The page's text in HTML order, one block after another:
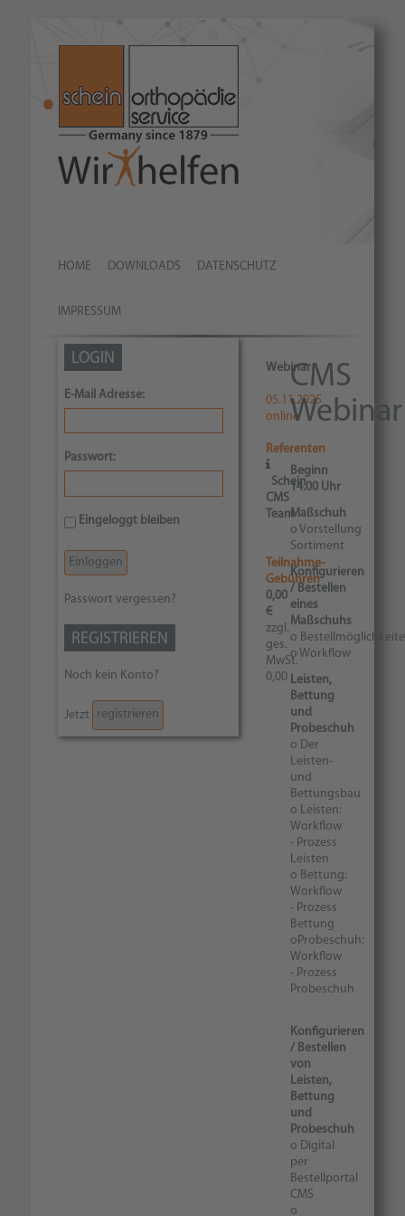
HOME DOWNLOADS DATENSCHUTZ
IMPRESSUM
LOGIN
E-Mail Adresse:
Passwort:
Eingeloggt bleiben
Passwort vergessen?
REGISTRIEREN
Noch kein Konto?
Jetzt registrieren
Webinar
05.11.2025
online
Referenten
Schein
CMS
Team
Teilnahme-
Gebühren
0,00
€
zzgl.
ges.
MwSt.
0,00
CMS
Webinar
Beginn
14.00 Uhr
Maßschuh
o Vorstellung
Sortiment
Konfigurieren
/ Bestellen
eines
Maßschuhs
o
o Workflow
Leisten,
Bettung
und
Probeschuh
o Der
Leisten-
und
Bettungsbau
o Leisten:
Workflow
- Prozess
Leisten
o Bettung:
Workflow
- Prozess
Bettung
oProbeschuh:
Workflow
- Prozess
Probeschuh
Konfigurieren
/ Bestellen
von
Leisten,
Bettung
und
Probeschuh
o Digital
per
Bestellportal
CMS
o